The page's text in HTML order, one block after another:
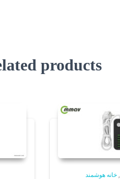
products
,خانه هوشمند